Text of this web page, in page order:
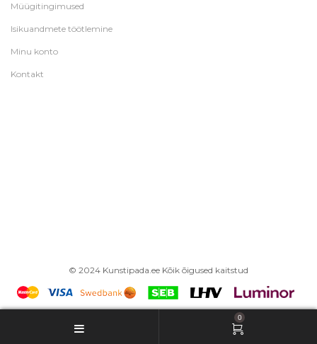
Müügitingimused
Isikuandmete töötlemine
Minu konto
Kontakt
© 2024 Kunstipada.ee Kõik õigused kaitstud
0